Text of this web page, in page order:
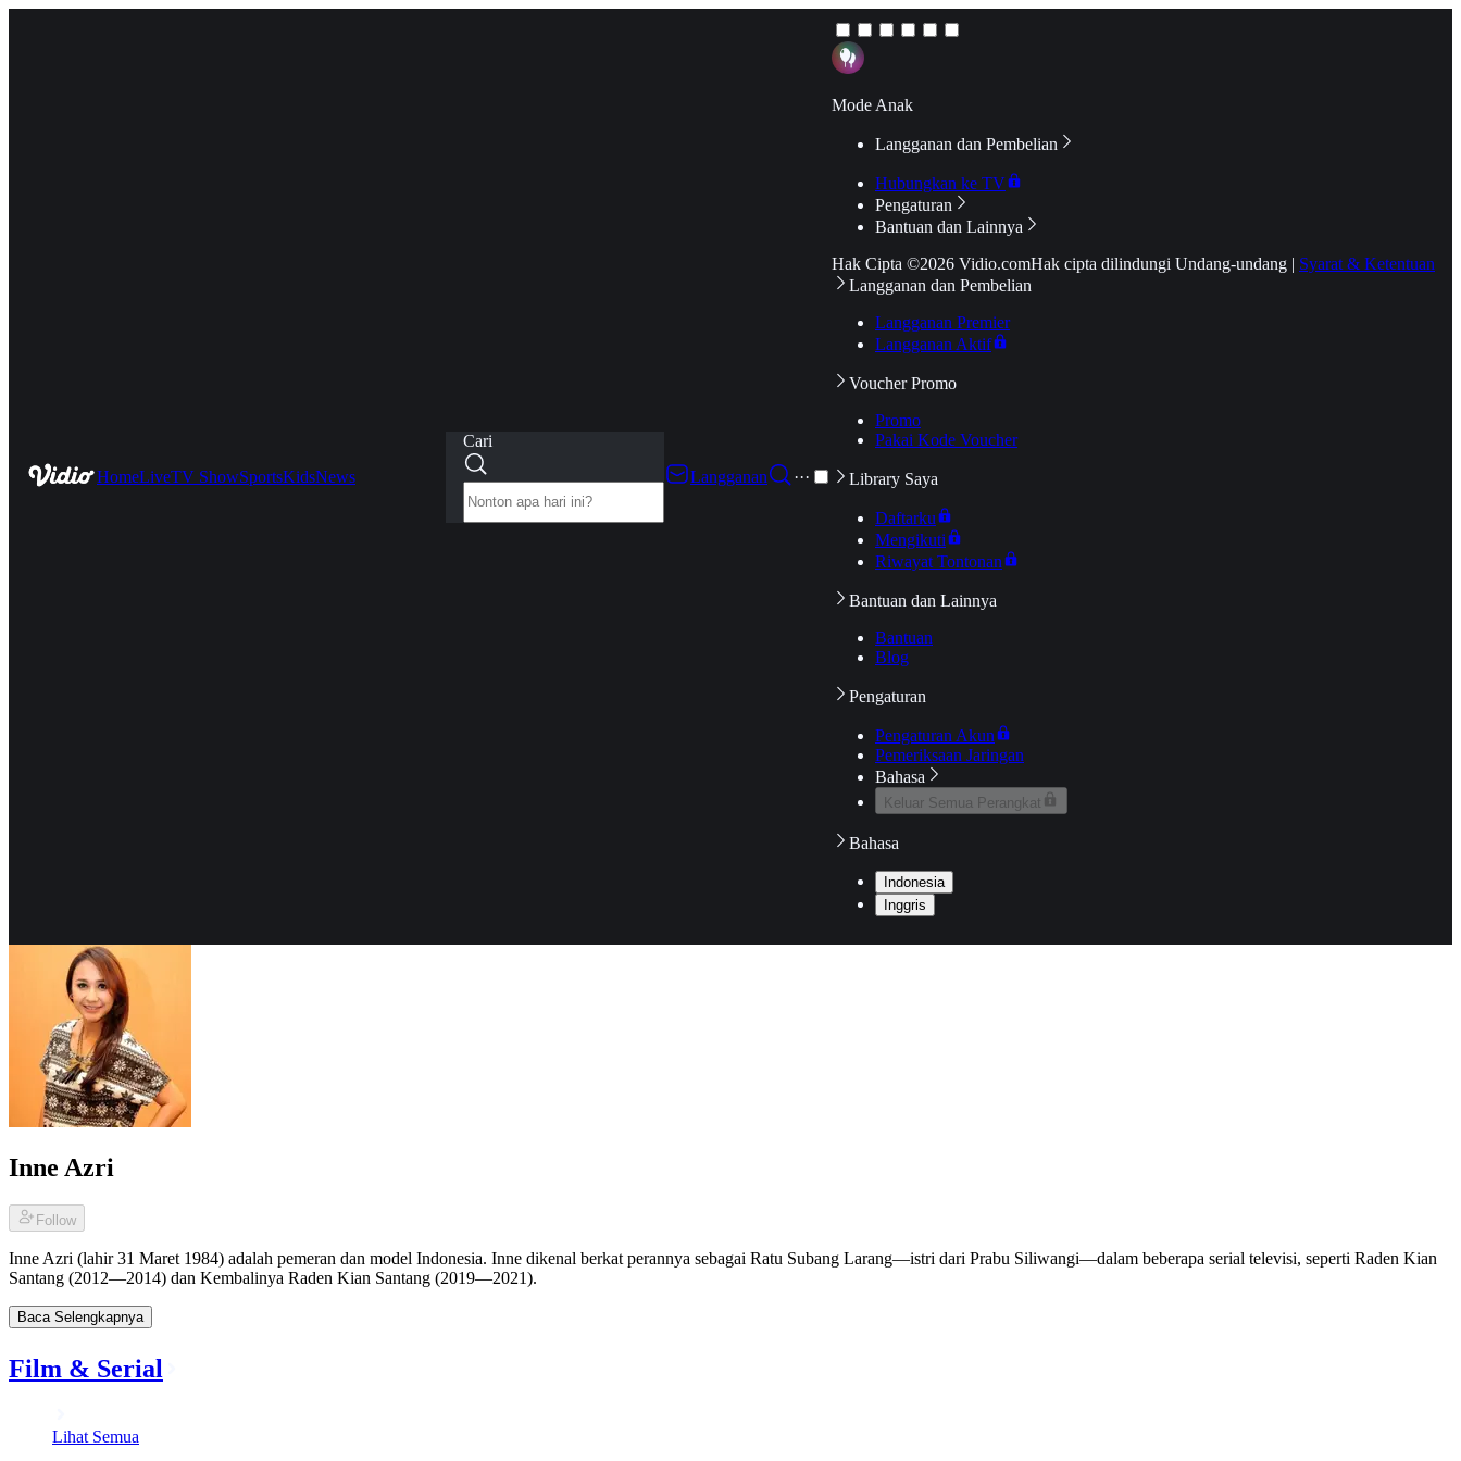
HomeLiveTV ShowSportsKidsNews
Cari
Langganan
···
Mode Anak
Langganan dan Pembelian
Hubungkan ke TV
Pengaturan
Bantuan dan Lainnya
Hak Cipta ©2026 Vidio.comHak cipta dilindungi Undang-undang | Syarat & Ketentuan
Langganan dan Pembelian
Langganan Premier
Langganan Aktif
Voucher Promo
Promo
Pakai Kode Voucher
Library Saya
Daftarku
Mengikuti
Riwayat Tontonan
Bantuan dan Lainnya
Bantuan
Blog
Pengaturan
Pengaturan Akun
Pemeriksaan Jaringan
Bahasa
Keluar Semua Perangkat
Bahasa
Indonesia
Inggris
Inne Azri
Follow
Inne Azri (lahir 31 Maret 1984) adalah pemeran dan model Indonesia. Inne dikenal berkat perannya sebagai Ratu Subang Larang—istri dari Prabu Siliwangi—dalam beberapa serial televisi, seperti Raden Kian
Santang (2012—2014) dan Kembalinya Raden Kian Santang (2019—2021).
Baca Selengkapnya
Film & Serial
Lihat Semua